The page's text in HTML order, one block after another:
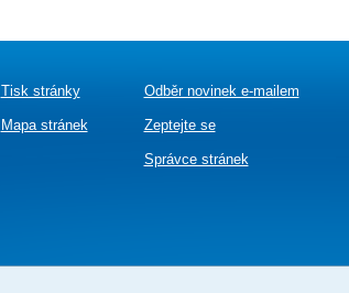
Tisk stránky
Mapa stránek
Odběr novinek e-mailem
Zeptejte se
Správce stránek